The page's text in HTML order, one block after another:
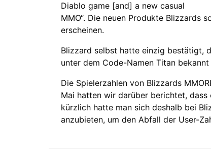
Diablo game [and] a new casual
MMO“. Die neuen Produkte Blizzards
erscheinen.
Blizzard selbst hatte einzig bestätigt,
unter dem Code-Namen Titan
Die Spielerzahlen von Blizzards
Mai hatten wir darüber berichtet, dass
kürzlich hatte man sich deshalb bei
anzubieten, um den Abfall der User-